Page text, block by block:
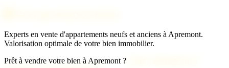
Experts en vente d'appartements neufs et anciens à Apremont.
Valorisation optimale de votre bien immobilier.
Prêt à vendre votre bien à Apremont ?